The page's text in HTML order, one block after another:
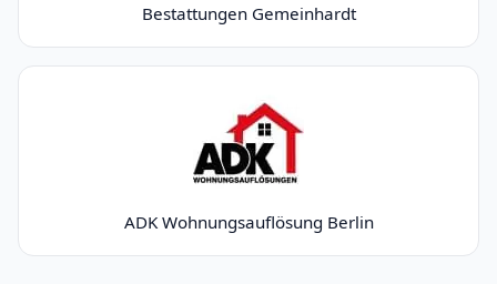
Bestattungen Gemeinhardt
ADK Wohnungsauflösung Berlin